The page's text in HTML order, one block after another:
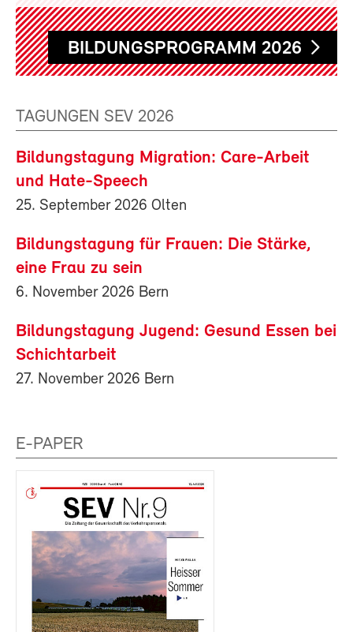
BILDUNGSPROGRAMM 2026
TAGUNGEN SEV 2026
Bildungstagung Migration: Care-Arbeit
und Hate-Speech
25. September 2026 Olten
Bildungstagung für Frauen: Die Stärke,
eine Frau zu sein
6. November 2026 Bern
Bildungstagung Jugend: Gesund Essen bei
Schichtarbeit
27. November 2026 Bern
E-PAPER